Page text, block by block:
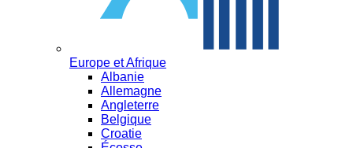
Europe et Afrique
Albanie
Allemagne
Angleterre
Belgique
Croatie